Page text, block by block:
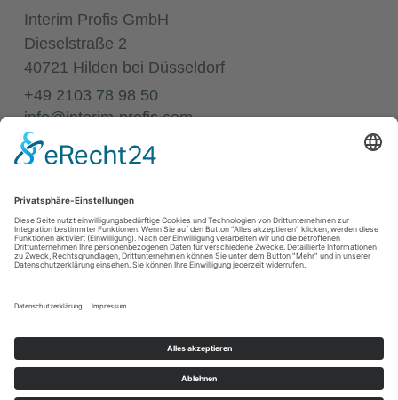
Interim Profis GmbH
Dieselstraße 2
40721 Hilden bei Düsseldorf
+49 2103 78 98 50
info@interim-profis.com
Impressum
Kontakt
Annette Elias
68Bewertungen auf ProvenExpert.com
© 2026 Interim Profis GmbH. Alle Rechte vorbehalten.